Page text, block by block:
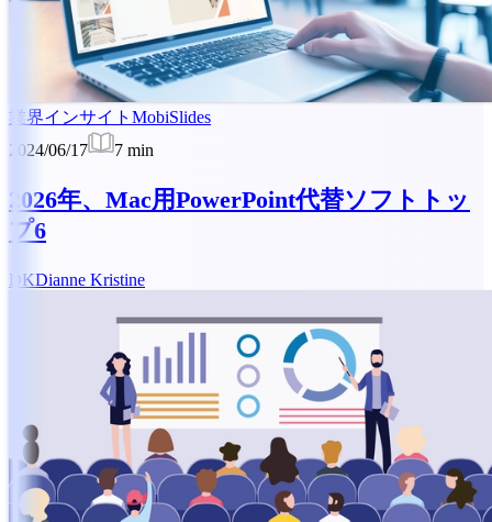
業界インサイト MobiSlides
2024/06/17
7 min
2026年、Mac用PowerPoint代替ソフトトッ
プ6
DKDianne Kristine